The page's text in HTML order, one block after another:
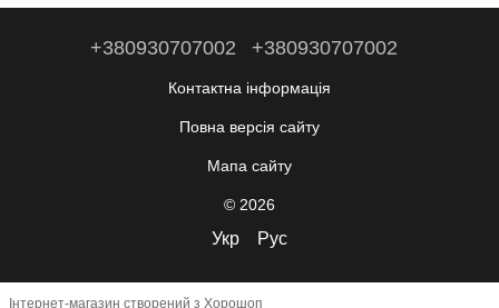
+380930707002 +380930707002
Контактна інформація
Повна версія сайту
Мапа сайту
© 2026
Укр Рус
Інтернет-магазин створений з Хорошоп